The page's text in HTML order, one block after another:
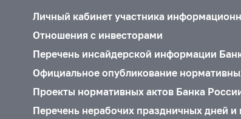
Личный кабинет участника
Отношения с инвесторами
Перечень инсайдерской информации
Официальное опубликование
Проекты нормативных актов Банка
Перечень нерабочих праздничных дней